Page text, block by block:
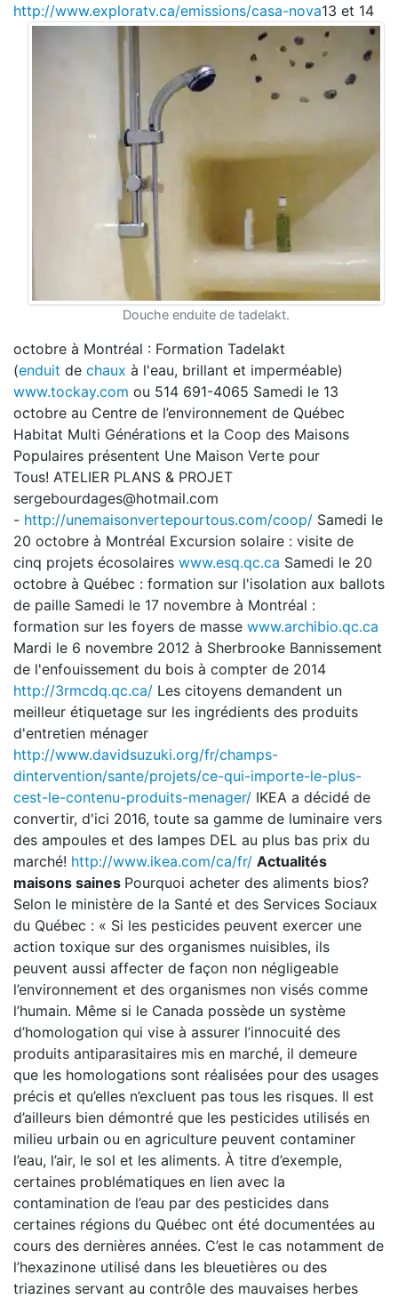
http://www.exploratv.ca/emissions/casa-nova
Douche enduite de tadelakt.
13 et 14
octobre à Montréal : Formation Tadelakt
(enduit de chaux à l'eau, brillant et imperméable)
www.tockay.com ou 514 691-4065 Samedi le 13
octobre au Centre de l’environnement de Québec
Habitat Multi Générations et la Coop des Maisons
Populaires présentent Une Maison Verte pour
Tous! ATELIER PLANS & PROJET
sergebourdages@hotmail.com
- http://unemaisonvertepourtous.com/coop/ Samedi le
20 octobre à Montréal Excursion solaire : visite de
cinq projets écosolaires www.esq.qc.ca Samedi le 20
octobre à Québec : formation sur l'isolation aux ballots
de paille Samedi le 17 novembre à Montréal :
formation sur les foyers de masse www.archibio.qc.ca
Mardi le 6 novembre 2012 à Sherbrooke Bannissement
de l'enfouissement du bois à compter de 2014
http://3rmcdq.qc.ca/ Les citoyens demandent un
meilleur étiquetage sur les ingrédients des produits
d'entretien ménager
http://www.davidsuzuki.org/fr/champs-
dintervention/sante/projets/ce-qui-importe-le-plus-
cest-le-contenu-produits-menager/ IKEA a décidé de
convertir, d'ici 2016, toute sa gamme de luminaire vers
des ampoules et des lampes DEL au plus bas prix du
marché! http://www.ikea.com/ca/fr/ Actualités
maisons saines Pourquoi acheter des aliments bios?
Selon le ministère de la Santé et des Services Sociaux
du Québec : « Si les pesticides peuvent exercer une
action toxique sur des organismes nuisibles, ils
peuvent aussi affecter de façon non négligeable
l’environnement et des organismes non visés comme
l’humain. Même si le Canada possède un système
d’homologation qui vise à assurer l’innocuité des
produits antiparasitaires mis en marché, il demeure
que les homologations sont réalisées pour des usages
précis et qu’elles n’excluent pas tous les risques. Il est
d’ailleurs bien démontré que les pesticides utilisés en
milieu urbain ou en agriculture peuvent contaminer
l’eau, l’air, le sol et les aliments. À titre d’exemple,
certaines problématiques en lien avec la
contamination de l’eau par des pesticides dans
certaines régions du Québec ont été documentées au
cours des dernières années. C’est le cas notamment de
l’hexazinone utilisé dans les bleuetières ou des
triazines servant au contrôle des mauvaises herbes